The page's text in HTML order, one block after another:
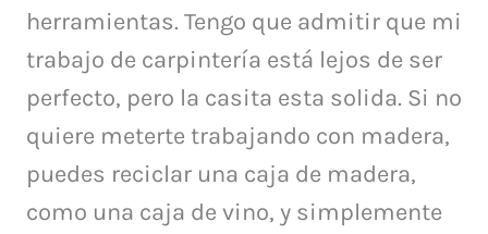
herramientas. Tengo que admitir que mi
trabajo de carpintería está lejos de ser
perfecto, pero la casita esta solida. Si no
quiere meterte trabajando con madera,
puedes reciclar una caja de madera,
como una caja de vino, y simplemente